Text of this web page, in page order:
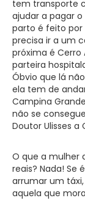
tem transporte
ajudar a pagar
parto é feito por
precisa ir a um
próxima é Cerro
parteira
Óbvio que lá
ela tem de
Campina
não se
Doutor Ulisses a
O que a mulher
reais? Nada! Se
arrumar um
aquela que